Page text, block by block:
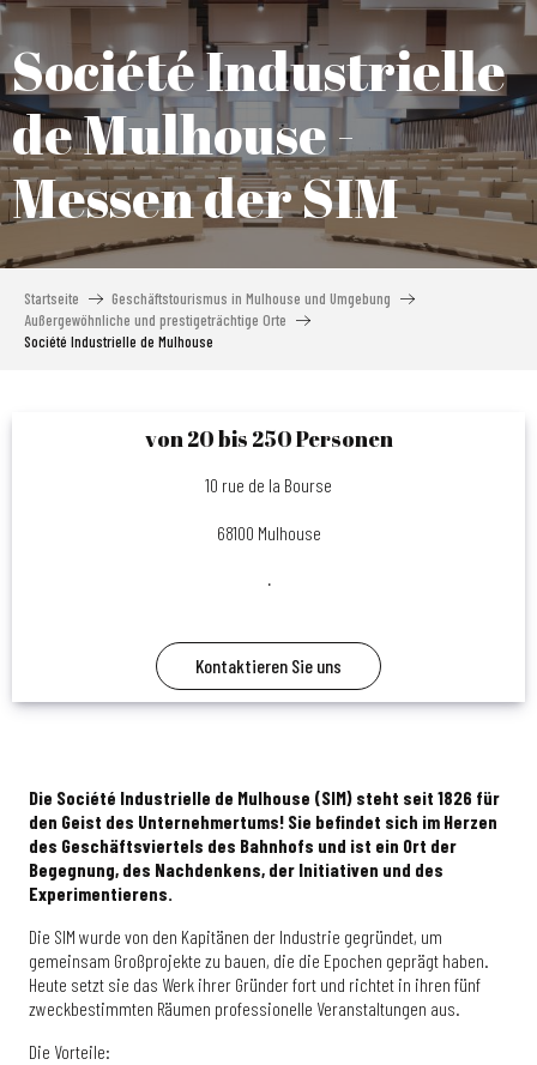
Aller
au
contenu
principal
Société Industrielle
de Mulhouse -
Messen der SIM
Startseite
Geschäftstourismus in Mulhouse und Umgebung
Außergewöhnliche und prestigeträchtige Orte
Société Industrielle de Mulhouse
von 20 bis 250 Personen
10 rue de la Bourse
68100 Mulhouse
.
Kontaktieren Sie uns
Die Société Industrielle de Mulhouse (SIM) steht seit 1826 für
den Geist des Unternehmertums! Sie befindet sich im Herzen
des Geschäftsviertels des Bahnhofs und ist ein Ort der
Begegnung, des Nachdenkens, der Initiativen und des
Experimentierens.
Die SIM wurde von den Kapitänen der Industrie gegründet, um
gemeinsam Großprojekte zu bauen, die die Epochen geprägt haben.
Heute setzt sie das Werk ihrer Gründer fort und richtet in ihren fünf
zweckbestimmten Räumen professionelle Veranstaltungen aus.
Die Vorteile: